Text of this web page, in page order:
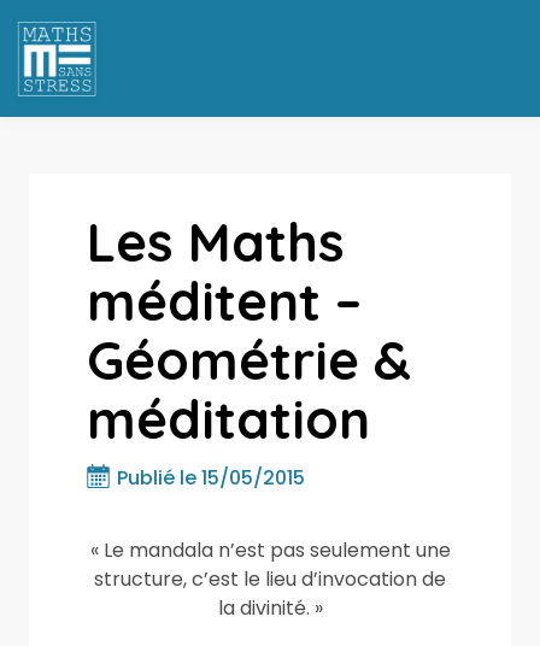
Les Maths
méditent –
Géométrie &
méditation
Publié le 15/05/2015
« Le mandala n’est pas seulement une
structure, c’est le lieu d’invocation de
la divinité. »